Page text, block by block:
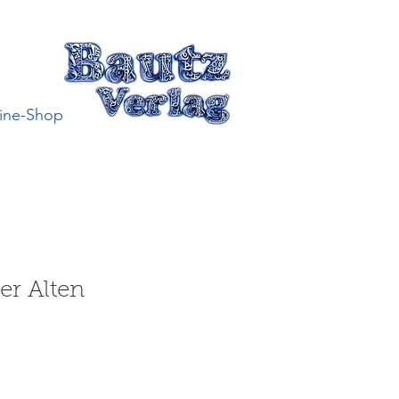
Shop
Alten